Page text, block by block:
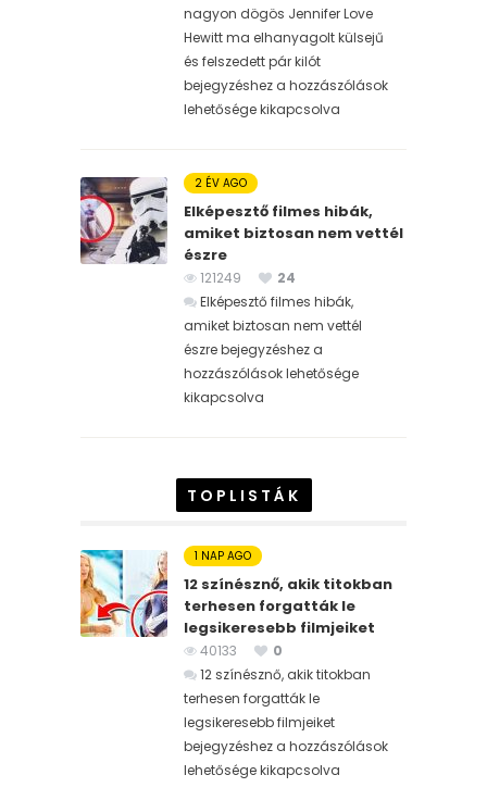
nagyon dögös Jennifer Love
Hewitt ma elhanyagolt külsejű
és felszedett pár kilót
bejegyzéshez a hozzászólások
lehetősége kikapcsolva
2 ÉV AGO
Elképesztő filmes hibák,
amiket biztosan nem vettél
észre
121249
24
Elképesztő filmes hibák,
amiket biztosan nem vettél
észre bejegyzéshez a
hozzászólások lehetősége
kikapcsolva
TOPLISTÁK
1 NAP AGO
12 színésznő, akik titokban
terhesen forgatták le
legsikeresebb filmjeiket
40133
0
12 színésznő, akik titokban
terhesen forgatták le
legsikeresebb filmjeiket
bejegyzéshez a hozzászólások
lehetősége kikapcsolva